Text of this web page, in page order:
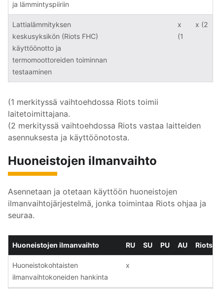
ja lämmintyspiiriin
Lattialämmityksen
keskusyksikön (Riots FHC)
käyttöönotto ja
termomoottoreiden toiminnan
testaaminen
x
(1
x (2
(1 merkityssä vaihtoehdossa Riots toimii
laitetoimittajana.
(2 merkityssä vaihtoehdossa Riots vastaa laitteiden
asennuksesta ja käyttöönotosta.
Huoneistojen ilmanvaihto
Asennetaan ja otetaan käyttöön huoneistojen
ilmanvaihtojärjestelmä, jonka toimintaa Riots ohjaa ja
seuraa.
Huoneistojen ilmanvaihto RU SU PU AU Riots
Huoneistokohtaisten
ilmanvaihtokoneiden hankinta
x